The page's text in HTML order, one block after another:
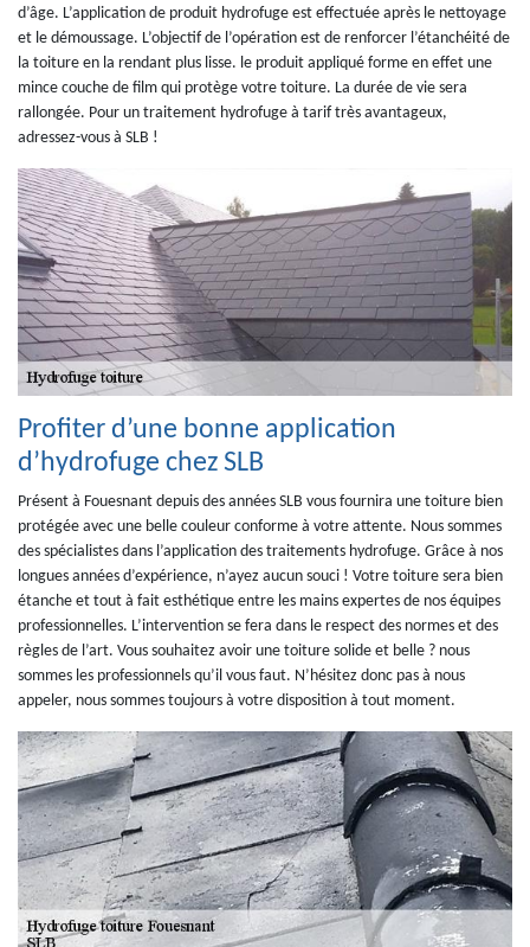
d’âge. L’application de produit hydrofuge est effectuée après le nettoyage
et le démoussage. L’objectif de l’opération est de renforcer l’étanchéité de
la toiture en la rendant plus lisse. le produit appliqué forme en effet une
mince couche de film qui protège votre toiture. La durée de vie sera
rallongée. Pour un traitement hydrofuge à tarif très avantageux,
adressez-vous à SLB !
Profiter d’une bonne application
d’hydrofuge chez SLB
Présent à Fouesnant depuis des années SLB vous fournira une toiture bien
protégée avec une belle couleur conforme à votre attente. Nous sommes
des spécialistes dans l’application des traitements hydrofuge. Grâce à nos
longues années d’expérience, n’ayez aucun souci ! Votre toiture sera bien
étanche et tout à fait esthétique entre les mains expertes de nos équipes
professionnelles. L’intervention se fera dans le respect des normes et des
règles de l’art. Vous souhaitez avoir une toiture solide et belle ? nous
sommes les professionnels qu’il vous faut. N’hésitez donc pas à nous
appeler, nous sommes toujours à votre disposition à tout moment.